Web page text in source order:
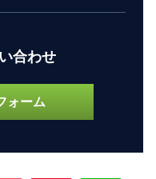
合わせ
ォーム